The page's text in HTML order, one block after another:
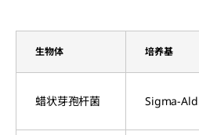
生物体 培养基
蜡状芽孢杆菌 Sigma-